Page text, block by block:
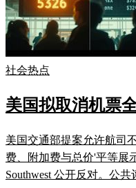
社会热点
美国拟取消机票
美国交通部提案允许航司
费、附加费与总价'平等展
Southwest 公开反对。公共